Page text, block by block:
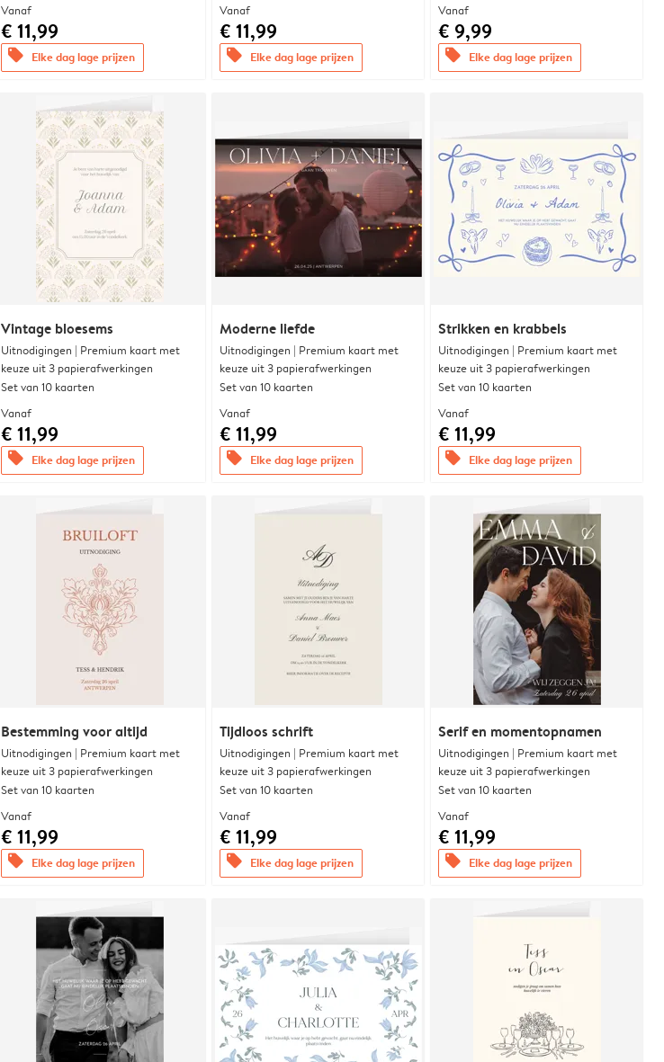
Vanaf
€ 11,99
offers Elke dag lage prijzen
Vanaf
€ 11,99
offers Elke dag lage prijzen
Vanaf
€ 9,99
offers Elke dag lage prijzen
Vintage bloesems
Uitnodigingen | Premium kaart met
keuze uit 3 papierafwerkingen
Set van 10 kaarten
Vanaf
€ 11,99
offers Elke dag lage prijzen
Moderne liefde
Uitnodigingen | Premium kaart met
keuze uit 3 papierafwerkingen
Set van 10 kaarten
Vanaf
€ 11,99
offers Elke dag lage prijzen
Strikken en krabbels
Uitnodigingen | Premium kaart met
keuze uit 3 papierafwerkingen
Set van 10 kaarten
Vanaf
€ 11,99
offers Elke dag lage prijzen
Bestemming voor altijd
Uitnodigingen | Premium kaart met
keuze uit 3 papierafwerkingen
Set van 10 kaarten
Vanaf
€ 11,99
offers Elke dag lage prijzen
Tijdloos schrift
Uitnodigingen | Premium kaart met
keuze uit 3 papierafwerkingen
Set van 10 kaarten
Vanaf
€ 11,99
offers Elke dag lage prijzen
Serif en momentopnamen
Uitnodigingen | Premium kaart met
keuze uit 3 papierafwerkingen
Set van 10 kaarten
Vanaf
€ 11,99
offers Elke dag lage prijzen